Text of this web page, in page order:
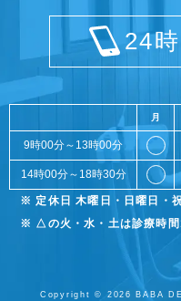
24
月
9時00分～13時00分
14時00分～18時30分
※ 定休日 木曜日・日曜日・
※ △の火・水・土は診療時
Copyright © 2026 BABA